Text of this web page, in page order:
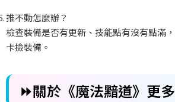
推不動怎麼辦？
檢查裝備是否有更新、技能點有沒有點滿
卡撿裝備。
⏩關於《魔法黯道》更